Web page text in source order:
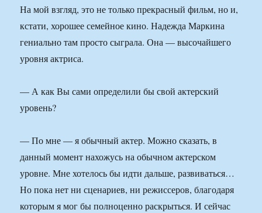
На мой взгляд, это не только прекрасный фильм, но и,
кстати, хорошее семейное кино. Надежда Маркина
гениально там просто сыграла. Она — высочайшего
уровня актриса.
— А как Вы сами определили бы свой актерский
уровень?
— По мне — я обычный актер. Можно сказать, в
данный момент нахожусь на обычном актерском
уровне. Мне хотелось бы идти дальше, развиваться…
Но пока нет ни сценариев, ни режиссеров, благодаря
которым я мог бы полноценно раскрыться. И сейчас